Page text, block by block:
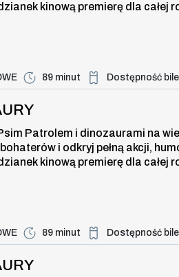
kinową premierę dla całej
89 minut Dostępność
Duża dostępność
, 8 sierpnia
Patrolem i dinozaurami na
i odkryj pełną akcji,
kinową premierę dla całej
89 minut Dostępność
Duża dostępność
, 8 sierpnia